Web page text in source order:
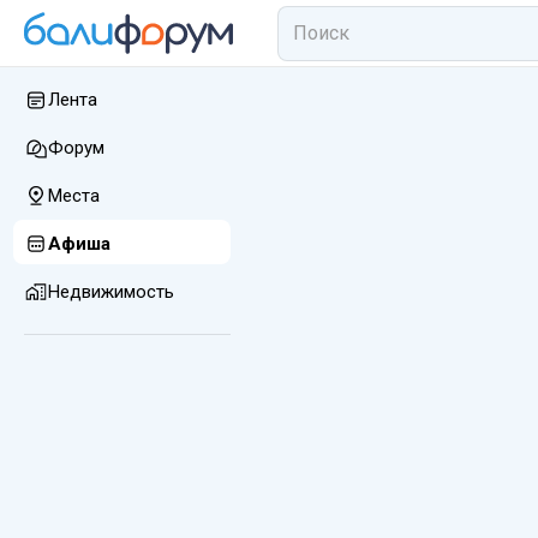
Лента
Форум
Места
Афиша
Недвижимость